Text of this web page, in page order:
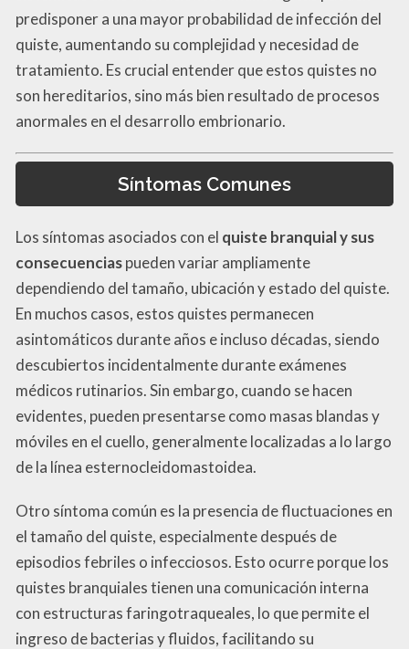
predisponer a una mayor probabilidad de infección del
quiste, aumentando su complejidad y necesidad de
tratamiento. Es crucial entender que estos quistes no
son hereditarios, sino más bien resultado de procesos
anormales en el desarrollo embrionario.
Síntomas Comunes
Los síntomas asociados con el quiste branquial y sus
consecuenciaspueden variar ampliamente
dependiendo del tamaño, ubicación y estado del quiste.
En muchos casos, estos quistes permanecen
asintomáticos durante años e incluso décadas, siendo
descubiertos incidentalmente durante exámenes
médicos rutinarios. Sin embargo, cuando se hacen
evidentes, pueden presentarse como masas blandas y
móviles en el cuello, generalmente localizadas a lo largo
de la línea esternocleidomastoidea.
Otro síntoma común es la presencia de fluctuaciones en
el tamaño del quiste, especialmente después de
episodios febriles o infecciosos. Esto ocurre porque los
quistes branquiales tienen una comunicación interna
con estructuras faringotraqueales, lo que permite el
ingreso de bacterias y fluidos, facilitando su